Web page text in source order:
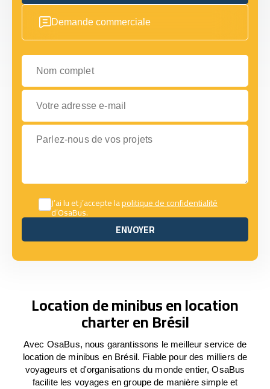
Demande commerciale
Nom complet
Votre adresse e-mail
Parlez-nous de vos projets
J’ai lu et j’accepte lapolitique de confidentialité
d’OsaBus.
ENVOYER
ENVOYER
Location de minibus en location
charter en Brésil
Avec OsaBus, nous garantissons le meilleur service de
location de minibus en Brésil. Fiable pour des milliers de
voyageurs et d'organisations du monde entier, OsaBus
facilite les voyages en groupe de manière simple et